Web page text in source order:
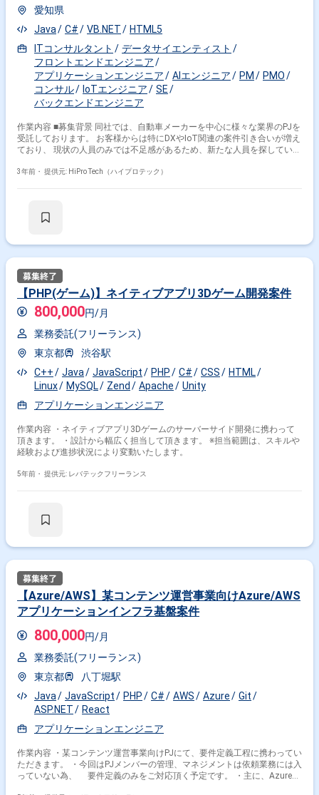
愛知県
Java
C# VB.NET
HTML5
ITコンサルタント
データサイエンティスト
フロントエンドエンジニア
アプリケーションエンジニア
AIエンジニア PM
PMO
コンサル
IoTエンジニア
SE
バックエンドエンジニア
作業内容 ■募集背景 同社では、自動車メーカーを中心に様々な業界のPJを
受託しております。 お客様からは特にDXやIoT関連の案件引き合いが増え
ており、 現状の人員のみでは不足感があるため、新たな人員を探していま
務内容例 ・対象業界：自動車メーカーの中心に、製造系、金融系など ・
インします。 ■主な開発言語 JavaScript,.Net,C# ■その他歓迎スキル
3年前・ 提供元: HiPro Tech（ハイプロテック）
【PHP(ゲーム)】ネイティブアプリ3Dゲーム開発案件
800,000円/月
業務委託(フリーランス)
東京都
渋谷駅
C++
Java JavaScript PHP C# CSS
HTML
Linux
MySQL Zend Apache
Unity
アプリケーションエンジニア
作業内容 ・ネイティブアプリ3Dゲームのサーバーサイド開発に携わって
頂きます。 ・設計から幅広く担当して頂きます。 ※担当範囲は、スキルや
経験および進捗状況により変動いたします。
5年前・ 提供元: レバテックフリーランス
【Azure/AWS】某コンテンツ運営事業向けAzure/AWS
アプリケーションインフラ基盤案件
800,000円/月
業務委託(フリーランス)
東京都
八丁堀駅
Java
JavaScript PHP C# AWS Azure
Git
ASP.NET
React
アプリケーションエンジニア
作業内容 ・某コンテンツ運営事業向けPJにて、要件定義工程に携わってい
ただきます。 ・今回はPJメンバーの管理、マネジメントは依頼業務には入
っていない為、 要件定義のみをご対応頂く予定です。 ・主に、Azure環
C# × 副業
その他の条件で検索する
その他開発言語・スキルから探す
C#.NET ASP.NET Java
SQL Server
Windows C++ Unity C
その他の職種から探す
サーバーサイドエンジニア
PM